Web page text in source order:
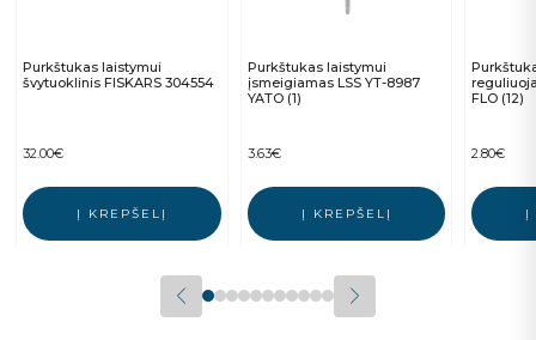
Purkštukas laistymui
švytuoklinis FISKARS 304554
32.00€
Į KREPŠELĮ
Purkštukas laistymui
įsmeigiamas LSS YT-8987
YATO (1)
3.63€
Į KREPŠELĮ
FLO (12)
2.80€
Į